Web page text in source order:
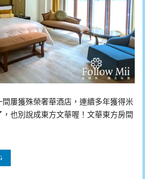
屢獲殊榮奢華酒店，連續多年獲得米
也別說成東方文華喔！文華東方房間